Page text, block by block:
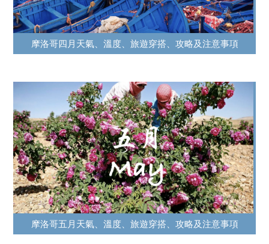
摩洛哥四月天氣、溫度、旅遊穿搭、攻略及注意事項
摩洛哥五月天氣、溫度、旅遊穿搭、攻略及注意事項